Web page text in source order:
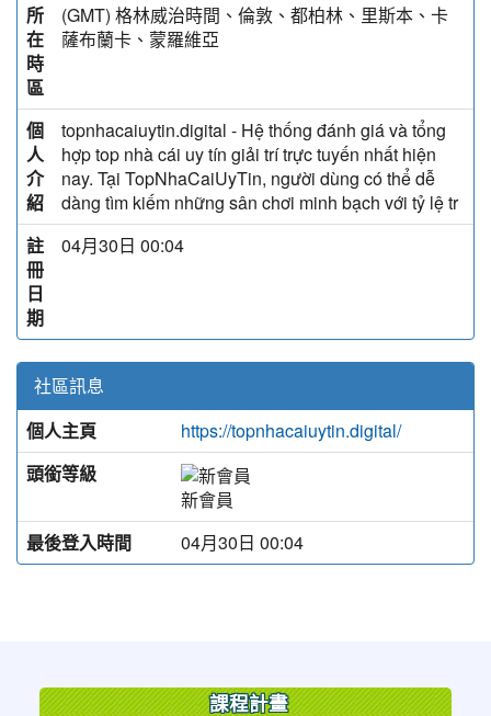
所
在
時
區
(GMT) 格林威治時間、倫敦、都柏林、里斯本、卡
薩布蘭卡、蒙羅維亞
個
人
介
紹
topnhacaiuytin.digital - Hệ thống đánh giá và tổng
hợp top nhà cái uy tín giải trí trực tuyến nhất hiện
nay. Tại TopNhaCaiUyTin, người dùng có thể dễ
dàng tìm kiếm những sân chơi minh bạch với tỷ lệ tr
註
冊
日
期
04月30日 00:04
社區訊息
個人主頁
https://topnhacaiuytin.digital/
頭銜等級
新會員
最後登入時間
04月30日 00:04
課程計畫